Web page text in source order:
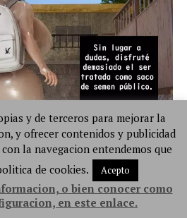
y de terceros para mejorar la
y ofrecer contenidos y publicidad
la navegacion entendemos que
de cookies.
Acepto
o bien conocer como
en este enlace.